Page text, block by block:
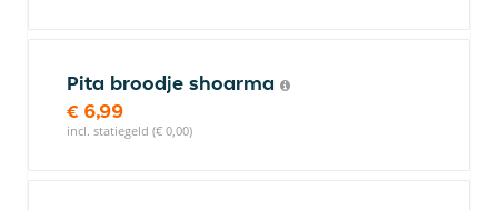
Pita broodje shoarma
€ 6,99
incl. statiegeld (€ 0,00)